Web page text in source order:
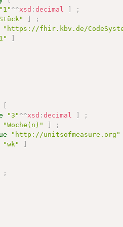
"1" ^^xsd :decimal ]
;
]
;
"https://fhir.kbv.de/CodeSystem/
]
[
"3" ^^xsd :decimal ]
;
"Woche(n)" ]
;
"http://unitsofmeasure.org"
"wk"
]
;